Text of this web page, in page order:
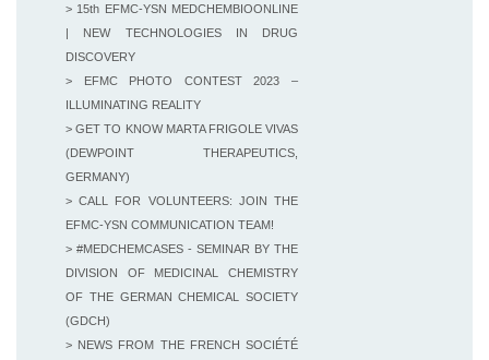
> 15th EFMC-YSN MEDCHEMBIOONLINE
| NEW TECHNOLOGIES IN DRUG
DISCOVERY
> EFMC PHOTO CONTEST 2023 –
ILLUMINATING REALITY
> GET TO KNOW MARTA FRIGOLE VIVAS
(DEWPOINT THERAPEUTICS,
GERMANY)
> CALL FOR VOLUNTEERS: JOIN THE
EFMC-YSN COMMUNICATION TEAM!
> #MEDCHEMCASES - SEMINAR BY THE
DIVISION OF MEDICINAL CHEMISTRY
OF THE GERMAN CHEMICAL SOCIETY
(GDCH)
> NEWS FROM THE FRENCH SOCIÉTÉ